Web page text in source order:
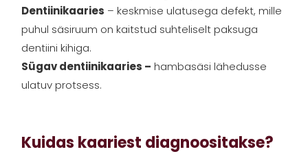
Dentiinikaaries – keskmise ulatusega defekt, mille
puhul säsiruum on kaitstud suhteliselt paksuga
dentiini kihiga.
Sügav dentiinikaaries – hambasäsi lähedusse
ulatuv protsess.
Kuidas kaariest diagnoositakse?